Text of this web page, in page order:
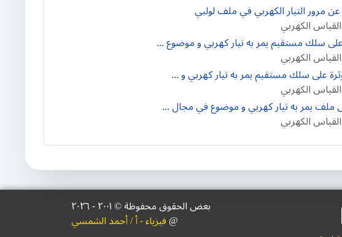
الكهربي
الكهربي
الكهربي
الكهربي
بعض الحقوق محفوظة © ۲۰۰١ - ٢٠٢٦
@فيزياء - أ / أحمد الشمسي